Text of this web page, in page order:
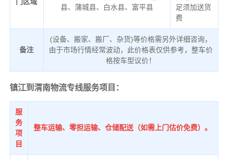
县、蒲城县、白水县、富平县
足须加送货
费
备注
(设备、搬家、搬厂、杂货)等价格需另外详细咨询，
由于市场行情经常波动，此价格表仅供参考，整车价
格按车型议价！
镇江到渭南物流专线服务项目：
服
务
项
目
整车运输、零担运输、仓储配送（如需上门估价免费）。